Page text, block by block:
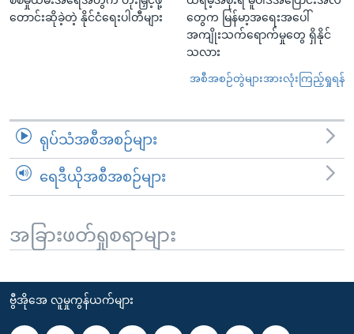
တောင်းဆိုခဲ့တဲ့ နိုင်ငံရေးပါတီများ
တွေက မြန်မာ့အရေးအပေါ်
အကျိုးသက်ရောက်မှုတွေ ရှိနိုင်
သလား
အစီအစဉ်တွဲများအားလုံးကြည့်ရှုရန်
ရုပ်သံအစီအစဉ်များ
ရေဒီယိုအစီအစဉ်များ
အခြားဖတ်ရှုစရာများ
ဗွီအိုအေ လူမှုကွန်ယက်များ